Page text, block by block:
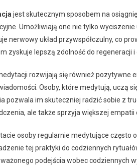
jest skutecznym sposobem na
Umożliwiają one nie tylko
nerwowy układ przywspółczulny, co
zyskuje lepszą zdolność do regeneracji i
rozwijają się również pozytywne
Osoby, które medytują, uczą
pozwala im skuteczniej radzić sobie z
ale także sprzyja większej
osoby regularnie medytujące często
tej praktyki do codziennych
podejścia wobec codziennych